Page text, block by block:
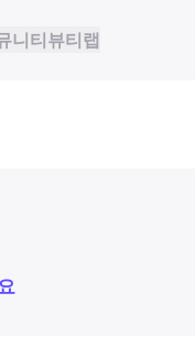
니티뷰티랩